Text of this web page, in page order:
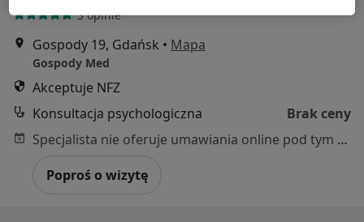
3 opinie
Gospody 19, Gdańsk • Mapa
Gospody Med
Akceptuje NFZ
Konsultacja psychologiczna
Brak ceny
Specjalista nie oferuje umawiania online pod tym adresem.
Poproś o wizytę